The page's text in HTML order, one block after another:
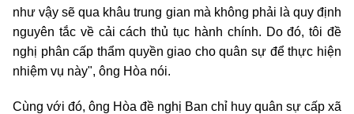
như vậy sẽ qua khâu trung gian mà không phải là quy định
nguyên tắc về cải cách thủ tục hành chính. Do đó, tôi đề
nghị phân cấp thẩm quyền giao cho quân sự để thực hiện
nhiệm vụ này", ông Hòa nói.
Cùng với đó, ông Hòa đề nghị Ban chỉ huy quân sự cấp xã